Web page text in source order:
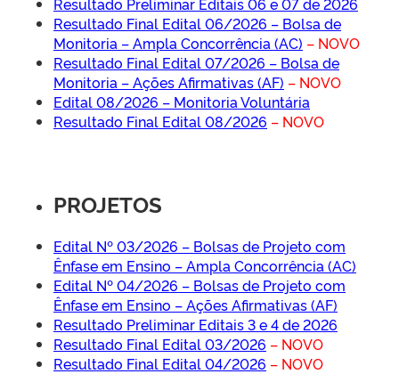
Resultado Final Edital 06/2026 – Bolsa de
Monitoria – Ampla Concorrência (AC) – NOVO
Resultado Final Edital 07/2026 – Bolsa de
Monitoria – Ações Afirmativas (AF) – NOVO
Edital 08/2026 – Monitoria Voluntária
Resultado Final Edital 08/2026 – NOVO
PROJETOS
Edital Nº 03/2026 – Bolsas de Projeto com
Ênfase em Ensino – Ampla Concorrência (AC)
Edital Nº 04/2026 – Bolsas de Projeto com
Ênfase em Ensino – Ações Afirmativas (AF)
Resultado Preliminar Editais 3 e 4 de 2026
Resultado Final Edital 03/2026 – NOVO
Resultado Final Edital 04/2026 – NOVO